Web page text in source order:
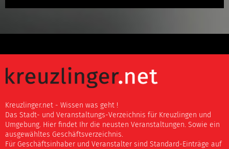
Kreuzlinger.net - Wissen was geht !
Das Stadt- und Veranstaltungs-Verzeichnis für Kreuzlingen und
Umgebung. Hier findet Ihr die neusten Veranstaltungen. Sowie ein
ausgewähltes Geschäftsverzeichnis.
Für Geschäftsinhaber und Veranstalter sind Standard-Einträge auf